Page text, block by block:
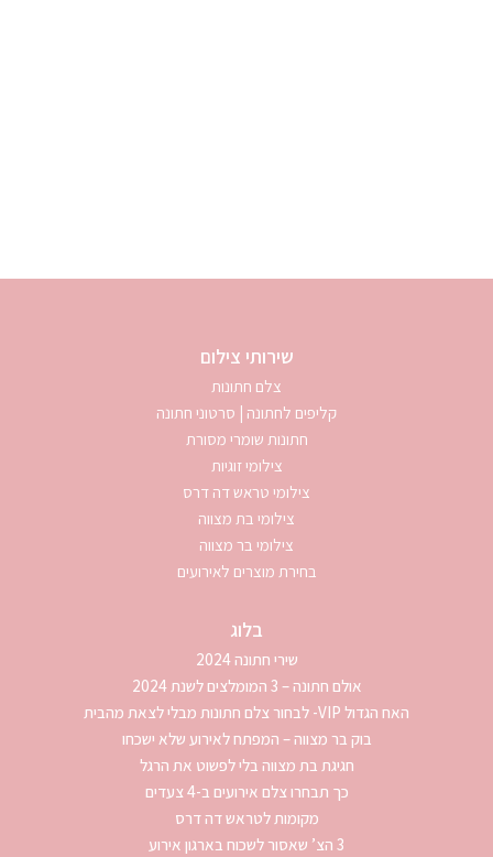
שירותי צילום
צלם חתונות
קליפים לחתונה | סרטוני חתונה
חתונות שומרי מסורת
צילומי זוגיות
צילומי טראש דה דרס
צילומי בת מצווה
צילומי בר מצווה
בחירת מוצרים לאירועים
בלוג
שירי חתונה 2024
אולם חתונה – 3 המומלצים לשנת 2024
האח הגדול VIP- לבחור צלם חתונות מבלי לצאת מהבית
בוק בר מצווה – המפתח לאירוע שלא ישכחו
חגיגת בת מצווה בלי לפשוט את הרגל
כך תבחרו צלם אירועים ב-4 צעדים
מקומות לטראש דה דרס
3 הצ’ שאסור לשכוח בארגון אירוע